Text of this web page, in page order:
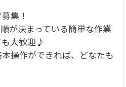
集！
が決まっている簡単な作業
も大歓迎♪
操作ができれば、どなたも